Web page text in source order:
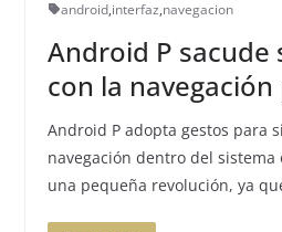
android,interfaz,navegacion
Android P sacude
con la
Android P adopta gestos para
navegación dentro del sistema
una pequeña revolución, ya